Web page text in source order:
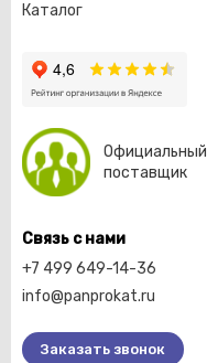
Каталог
Официальный
поставщик
Связь с нами
+7 499 649-14-36
info@panprokat.ru
Заказать звонок